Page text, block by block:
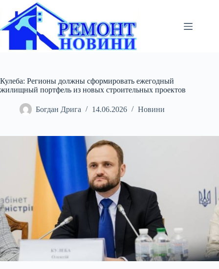
вмісту
Кулеба: Регионы должны сформировать ежегодный
жилищный портфель из новых строительных проектов
Богдан Дрига 14.06.2026 Новини